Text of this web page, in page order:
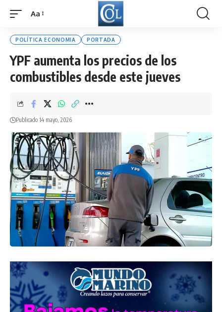
Font
Aa
POLÍTICA ECONOMIA PORTADA
YPF aumenta los precios de los
combustibles desde este jueves
Publicado 14 mayo, 2026